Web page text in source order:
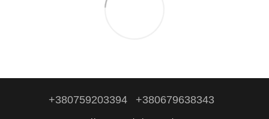
+380759203394 +380679638343